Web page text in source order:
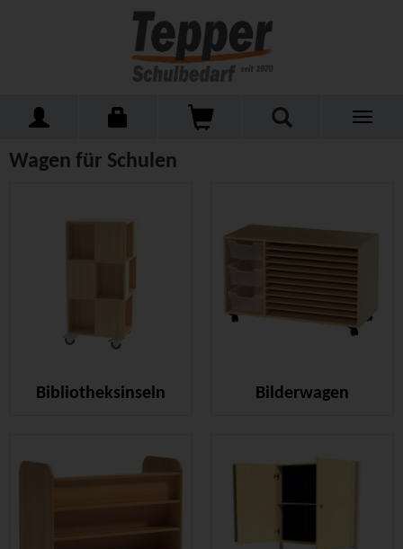
Toggle
Home Schulmöbel Wagen für Schulen
Wagen für Schulen
Bibliotheksinseln Bilderwagen